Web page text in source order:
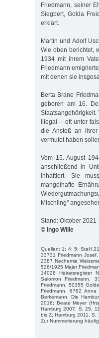
Friedmann, seiner
Siegbert, Golda
erklärt.
Martin und Adolf
Wie oben berichtet,
1934 mit ihrem
Friedmann
mit denen sie
Berta Brane
geboren am 16.
illegal – oft unter
die Anstoß an
vermutet haben
Vom 15. August
anschließend in
inhaftiert. Sie
mangelhafte
Mischling"
Stand: Oktober 2021
© Ingo Wille
Quellen: 1; 4; 5; StaH
33731 Friedmann
2387 Nechemia
526/1925 Majer
14028 Heiratsregister
Salomon Friedmann,
Friedmann, 50355
Friedmann, 6782 Anna
Berkemann, Die
2016; Beate Meyer
Hamburg 2007, S. 25,
bis Z, Hamburg 2011, S.
Zur Nummerierung